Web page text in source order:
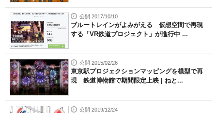
公開 2017/10/10
ブルートレインがよみがえる 仮想空間で再現
する「VR鉄道プロジェクト」が進行中 ...
公開 2015/02/26
東京駅プロジェクションマッピングを模型で再
現 鉄道博物館で期間限定上映 | ねと...
公開 2019/12/24